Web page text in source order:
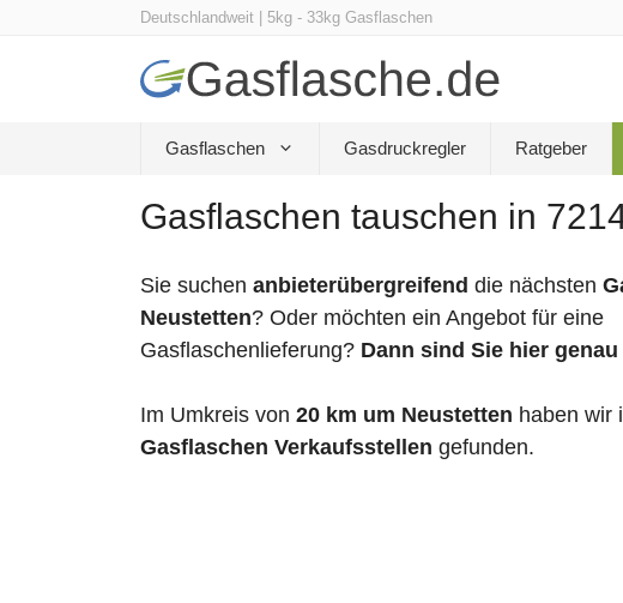
Deutschlandweit | 5kg - 33kg Gasflaschen
Gasflaschen Gasdruckregler Ratgeber
Gasflaschen tauschen in
Sie suchen anbieterübergreifend die nächsten
Neustetten? Oder möchten ein Angebot für eine
Gasflaschenlieferung? Dann sind Sie hier
Im Umkreis von 20 km um Neustetten haben wir
Gasflaschen Verkaufsstellen gefunden.